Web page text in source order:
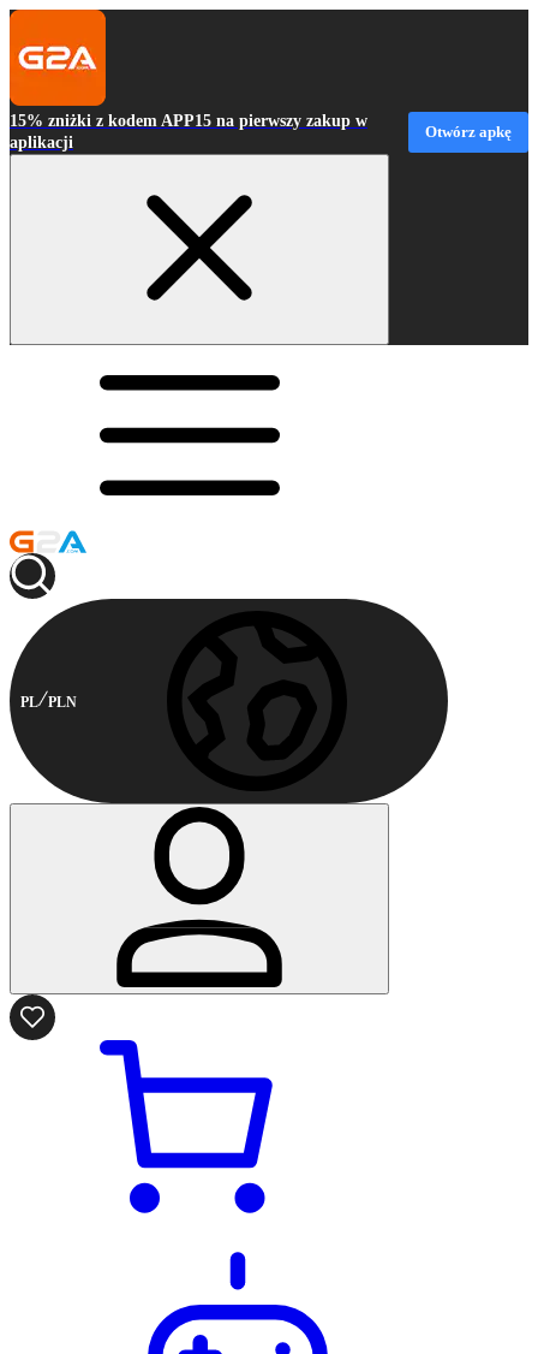
15% zniżki z kodem APP15 na pierwszy zakup w
aplikacji
Otwórz apkę
PL PLN